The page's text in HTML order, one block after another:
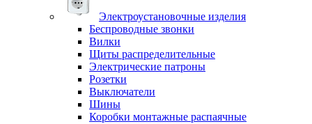
Электроустановочные изделия
Беспроводные звонки
Вилки
Щиты распределительные
Электрические патроны
Розетки
Выключатели
Шины
Коробки монтажные распаячные